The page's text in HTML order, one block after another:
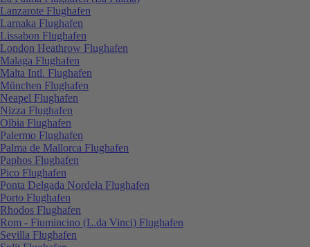
Lanzarote Flughafen
Larnaka Flughafen
Lissabon Flughafen
London Heathrow Flughafen
Malaga Flughafen
Malta Intl. Flughafen
München Flughafen
Neapel Flughafen
Nizza Flughafen
Olbia Flughafen
Palermo Flughafen
Palma de Mallorca Flughafen
Paphos Flughafen
Pico Flughafen
Ponta Delgada Nordela Flughafen
Porto Flughafen
Rhodos Flughafen
Rom - Fiumincino (L.da Vinci) Flughafen
Sevilla Flughafen